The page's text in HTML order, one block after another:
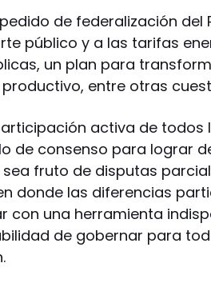
de federalización del
público y a las tarifas
un plan para
entre otras
activa de todos
de consenso para lograr
fruto de disputas
donde las diferencias
con una herramienta
de gobernar para